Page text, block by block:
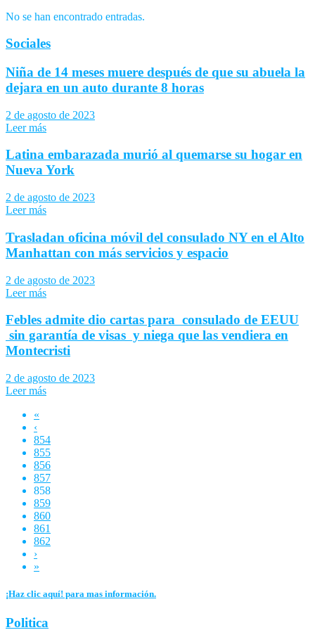
No se han encontrado entradas.
Sociales
Niña de 14 meses muere después de que su abuela la
dejara en un auto durante 8 horas
2 de agosto de 2023
Leer más
Latina embarazada murió al quemarse su hogar en
Nueva York
2 de agosto de 2023
Leer más
Trasladan oficina móvil del consulado NY en el Alto
Manhattan con más servicios y espacio
2 de agosto de 2023
Leer más
Febles admite dio cartas para consulado de EEUU
sin garantía de visas y niega que las vendiera en
Montecristi
2 de agosto de 2023
Leer más
«
‹
854
855
856
857
858
859
860
861
862
›
»
¡Haz clic aquí! para mas información.
Politica